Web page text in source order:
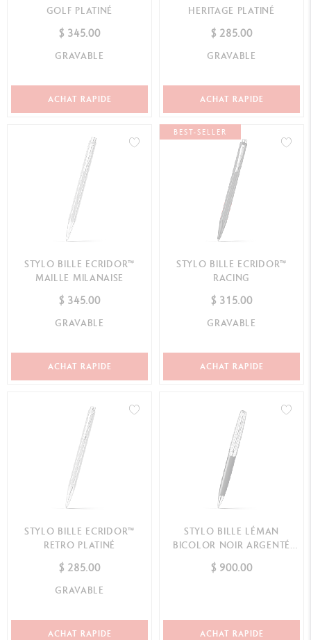
GOLF PLATINÉ
$ 345.00
GRAVABLE
ACHAT RAPIDE
HERITAGE PLATINÉ
$ 285.00
GRAVABLE
ACHAT RAPIDE
STYLO BILLE ECRIDOR™
MAILLE MILANAISE
$ 345.00
GRAVABLE
ACHAT RAPIDE
BEST-SELLER
STYLO BILLE ECRIDOR™
RACING
$ 315.00
GRAVABLE
ACHAT RAPIDE
STYLO BILLE ECRIDOR™
RETRO PLATINÉ
$ 285.00
GRAVABLE
ACHAT RAPIDE
STYLO BILLE LÉMAN
BICOLOR NOIR ARGENTÉ
RHODIÉ
$ 900.00
ACHAT RAPIDE